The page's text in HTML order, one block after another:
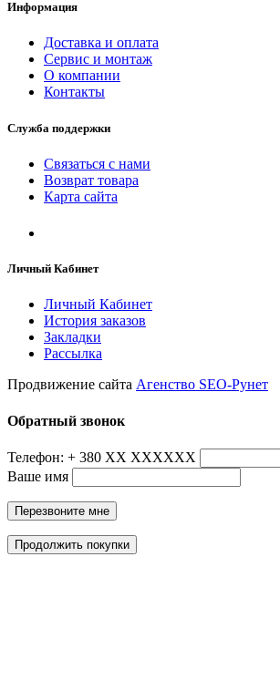
Информация
Доставка и оплата
Сервис и монтаж
О компании
Контакты
Служба поддержки
Связаться с нами
Возврат товара
Карта сайта
Личный Кабинет
Личный Кабинет
История заказов
Закладки
Рассылка
Продвижение сайта Агенство SEO-Рунет
Обратный звонок
Телефон: + 380 ХХ ХХХХХХ
Ваше имя
Перезвоните мне
Продолжить покупки